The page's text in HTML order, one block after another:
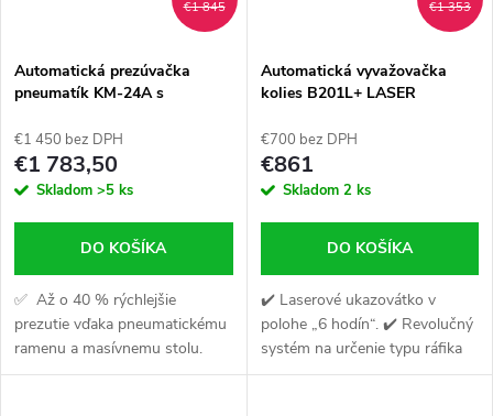
€1 845
Automatická prezúvačka
pneumatík KM-24A s
€1 450 bez DPH
€1 783,50
Skladom >5 ks
DO KOŠÍKA
✅ Až o 40 % rýchlejšie
prezutie vďaka pneumatickému
ramenu a masívnemu stolu.
✅ Žiadne poškriabanie ráfkov
€1 353
Automatická vyvažovačka
kolies B201L+ LASER
€700 bez DPH
€861
Skladom 2 ks
DO KOŠÍKA
✔️ Laserové ukazovátko v
polohe „6 hodín“. ✔️ Revolučný
systém na určenie typu ráfika
✔️ Stroj vybavený inteligentnou